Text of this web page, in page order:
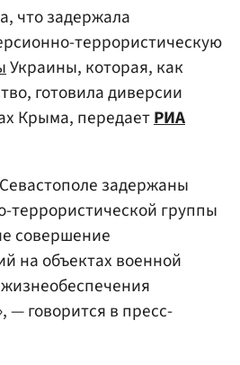
что задержала
террористическую
Украины, которая, как
готовила диверсии
Крыма, передаетРИА
задержаны
террористической группы
совершение
на объектах военной
— говорится в пресс-